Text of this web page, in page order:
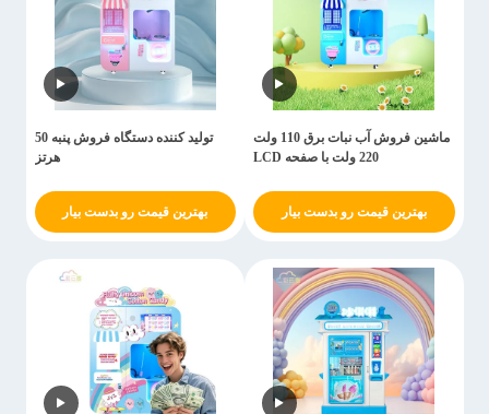
ماشين فروش آب نبات برق 110 ولت
220 ولت با صفحه LCD
بهترین قیمت رو بدست بیار
تولید کننده دستگاه فروش پنبه 50
هرتز
بهترین قیمت رو بدست بیار